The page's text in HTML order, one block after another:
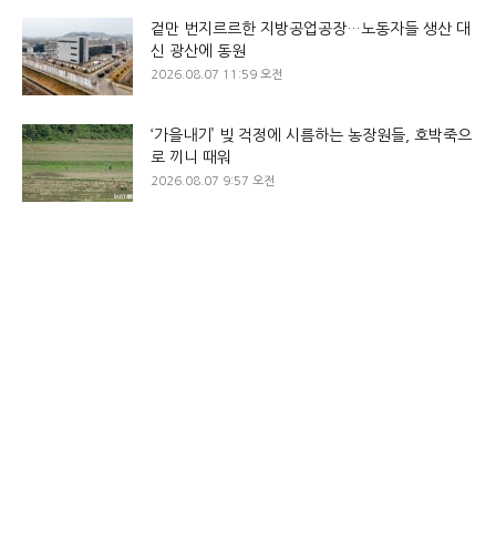
겉만 번지르르한 지방공업공장…노동자들 생산 대
신 광산에 동원
2026.08.07 11:59 오전
‘가을내기’ 빚 걱정에 시름하는 농장원들, 호박죽으
로 끼니 때워
2026.08.07 9:57 오전